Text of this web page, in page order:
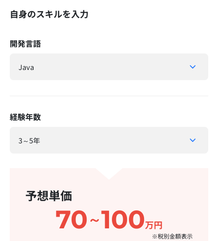
自身のスキルを入力
開発言語
経験年数
予想単価
70～100万円
※税別金額表示​